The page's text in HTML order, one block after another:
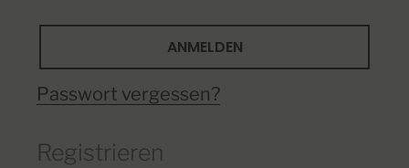
ANMELDEN
Passwort vergessen?
Registrieren